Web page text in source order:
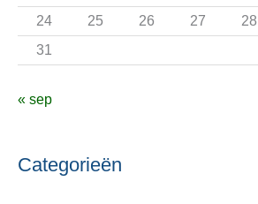
24
25 26 27 28
31
« sep
Categorieën